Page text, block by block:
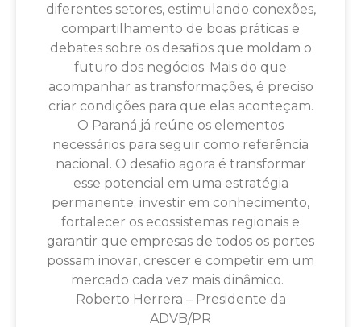
diferentes setores, estimulando conexões,
compartilhamento de boas práticas e
debates sobre os desafios que moldam o
futuro dos negócios. Mais do que
acompanhar as transformações, é preciso
criar condições para que elas aconteçam.
O Paraná já reúne os elementos
necessários para seguir como referência
nacional. O desafio agora é transformar
esse potencial em uma estratégia
permanente: investir em conhecimento,
fortalecer os ecossistemas regionais e
garantir que empresas de todos os portes
possam inovar, crescer e competir em um
mercado cada vez mais dinâmico.
Roberto Herrera – Presidente da
ADVB/PR